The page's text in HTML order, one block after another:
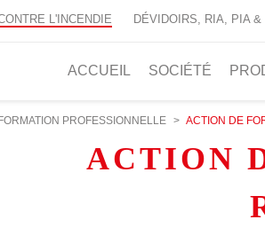
L'INCENDIE DÉVIDOIRS, RIA, PIA &
ACCUEIL SOCIÉTÉ
FORMATION PROFESSIONNELLE > ACTION DE
ACTION